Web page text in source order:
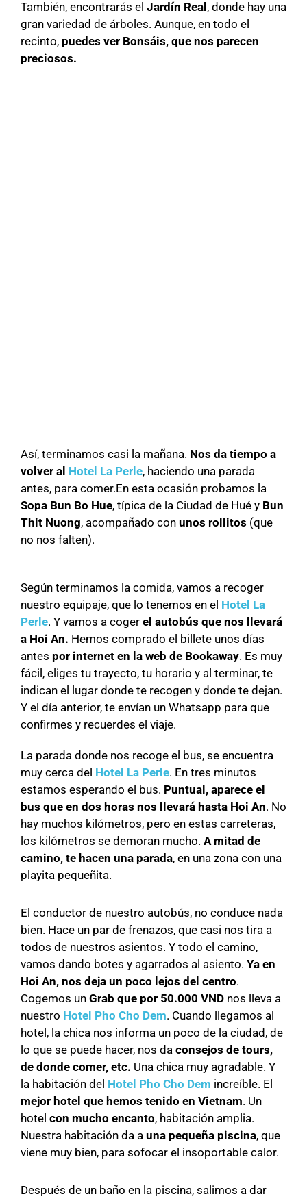
También, encontrarás el Jardín Real , donde hay una
gran variedad de árboles. Aunque, en todo el
recinto, puedes ver Bonsáis, que nos parecen
preciosos.
Así, terminamos casi la mañana. Nos da tiempo a
volver al Hotel La Perle, haciendo una parada
antes, para comer.En esta ocasión probamos la
Sopa Bun Bo Hue, típica de la Ciudad de Hué y Bun
Thit Nuong, acompañado con unos rollitos (que
no nos falten).
Según terminamos la comida, vamos a recoger
nuestro equipaje, que lo tenemos en el Hotel La
Perle. Y vamos a coger el autobús que nos llevará
a Hoi An. Hemos comprado el billete unos días
antes por internet en la web de Bookaway. Es muy
fácil, eliges tu trayecto, tu horario y al terminar, te
indican el lugar donde te recogen y donde te dejan.
Y el día anterior, te envían un Whatsapp para que
confirmes y recuerdes el viaje.
La parada donde nos recoge el bus, se encuentra
muy cerca del Hotel La Perle. En tres minutos
estamos esperando el bus. Puntual, aparece el
bus que en dos horas nos llevará hasta Hoi An. No
hay muchos kilómetros, pero en estas carreteras,
los kilómetros se demoran mucho. A mitad de
camino, te hacen una parada, en una zona con una
playita pequeñita.
El conductor de nuestro autobús, no conduce nada
bien. Hace un par de frenazos, que casi nos tira a
todos de nuestros asientos. Y todo el camino,
vamos dando botes y agarrados al asiento. Ya en
Hoi An, nos deja un poco lejos del centro.
Cogemos un Grab que por 50.000 VND nos lleva a
nuestro Hotel Pho Cho Dem. Cuando llegamos al
hotel, la chica nos informa un poco de la ciudad, de
lo que se puede hacer, nos da consejos de tours,
de donde comer, etc. Una chica muy agradable. Y
la habitación del Hotel Pho Cho Dem increíble. El
mejor hotel que hemos tenido en Vietnam. Un
hotel con mucho encanto, habitación amplia.
Nuestra habitación da a una pequeña piscina, que
viene muy bien, para sofocar el insoportable calor.
Después de un baño en la piscina, salimos a dar